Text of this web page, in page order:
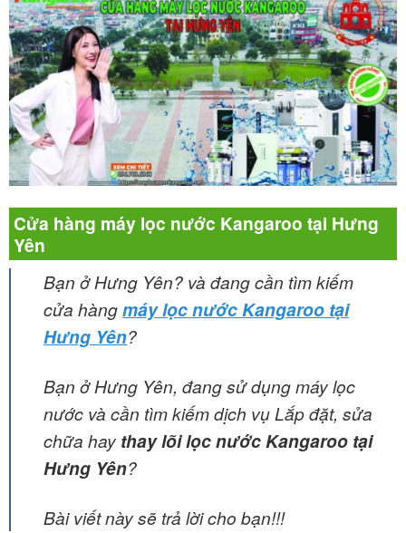
Cửa hàng máy lọc nước Kangaroo tại Hưng
Yên
Bạn ở Hưng Yên? và đang cần tìm kiếm
cửa hàngmáy lọc nước Kangaroo tại
Hưng Yên?
Bạn ở Hưng Yên, đang sử dụng máy lọc
nước và cần tìm kiếm dịch vụ Lắp đặt, sửa
chữa hay thay lõi lọc nước Kangaroo tại
Hưng Yên?
Bài viết này sẽ trả lời cho bạn!!!